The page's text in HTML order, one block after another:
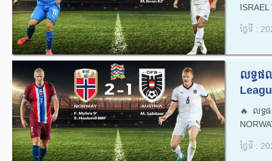
ISRAEL
ថ្ងៃទី :
លទ្ធផ
🔥លទ្ធ
ថ្ងៃទី :